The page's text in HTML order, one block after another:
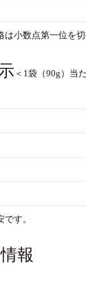
小数点第一位を切
＜1袋（90g）当
す。
報